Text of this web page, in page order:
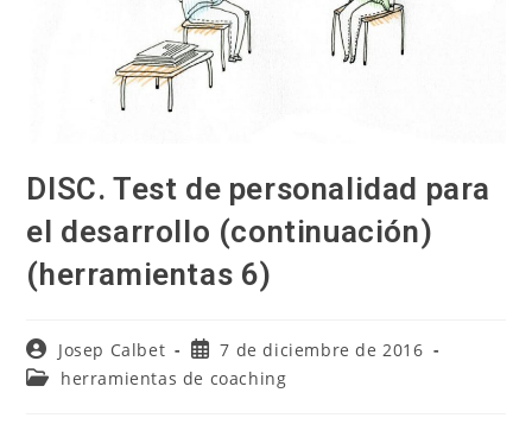
DISC. Test de personalidad para
el desarrollo (continuación)
(herramientas 6)
Autor
de
la
Josep Calbet
Publicación
de
7 de diciembre de 2016
Categoría
herramientas de coaching